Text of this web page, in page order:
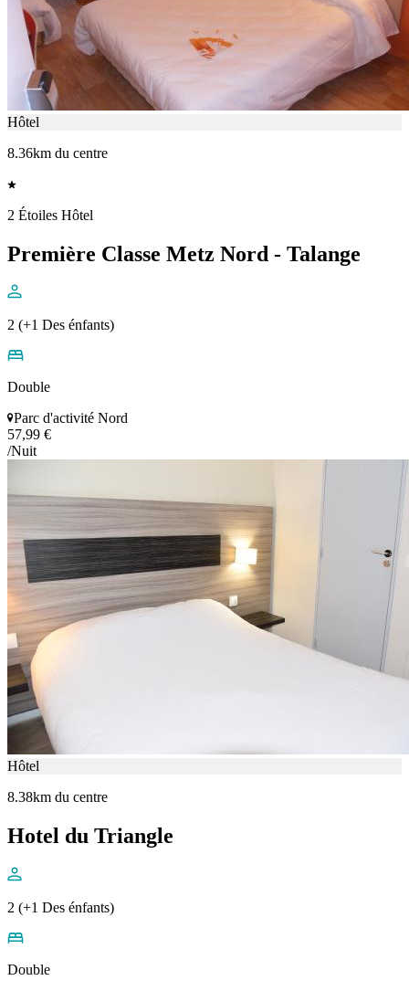
Hôtel
8.36km du centre
2 Étoiles Hôtel
Première Classe Metz Nord - Talange
2 (+1 Des énfants)
Double
Parc d'activité Nord
57,99 €
/Nuit
Hôtel
8.38km du centre
Hotel du Triangle
2 (+1 Des énfants)
Double